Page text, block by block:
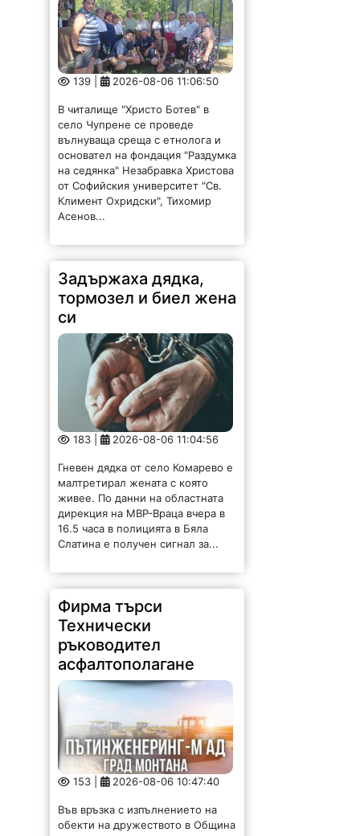
139 | 2026-08-06 11:06:50
село Чупрене се проведе
вълнуваща среща с етнолога и
основател на фондация "Раздумка
на седянка" Незабравка Христова
от Софийския университет "Св.
Климент Охридски", Тихомир
Асенов...
Задържаха дядка,
тормозел и биел жена
си
183 | 2026-08-06 11:04:56
малтретирал жената с която
живее. По данни на областната
дирекция на МВР-Враца вчера в
16.5 часа в полицията в Бяла
Слатина е получен сигнал за...
Фирма търси
Технически
ръководител
асфалтополагане
153 | 2026-08-06 10:47:40
обекти на дружеството в Община
Враца, фирма „Пътинженеринг -